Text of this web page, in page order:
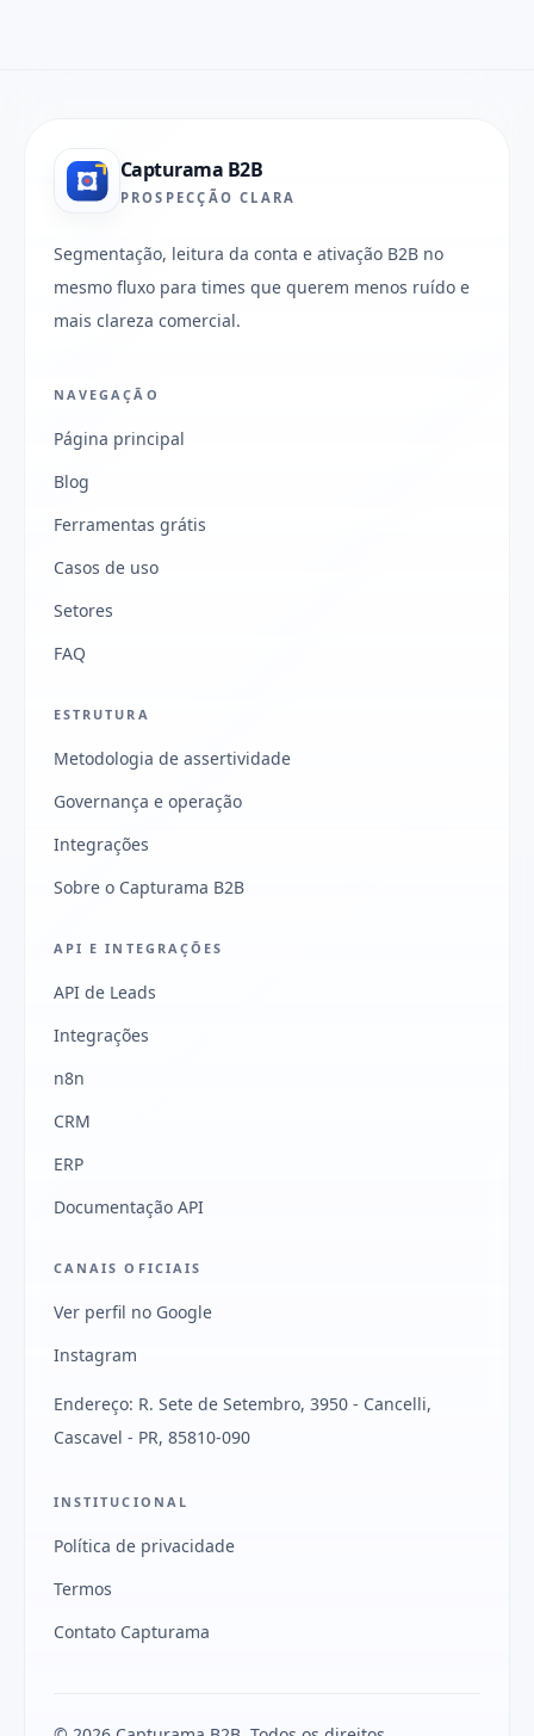
Capturama B2B
PROSPECÇÃO CLARA
Segmentação, leitura da conta e ativação B2B no
mesmo fluxo para times que querem menos ruído e
mais clareza comercial.
NAVEGAÇÃO
Página principal
Blog
Ferramentas grátis
Casos de uso
Setores
FAQ
ESTRUTURA
Metodologia de assertividade
Governança e operação
Integrações
Sobre o Capturama B2B
API E INTEGRAÇÕES
API de Leads
Integrações
n8n
CRM
ERP
Documentação API
CANAIS OFICIAIS
Ver perfil no Google
Instagram
Endereço: R. Sete de Setembro, 3950 - Cancelli,
Cascavel - PR, 85810-090
INSTITUCIONAL
Política de privacidade
Termos
Contato Capturama